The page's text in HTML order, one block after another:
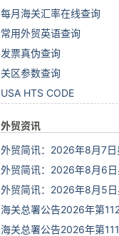
每月海关汇率在线查询
常用外贸英语查询
发票真伪查询
关区参数查询
USA HTS CODE
外贸资讯